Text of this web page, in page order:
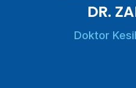
DR.
Doktor